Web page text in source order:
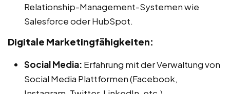
Relationship-Management-Systemen wie
Salesforce oder HubSpot.
Digitale Marketingfähigkeiten:
Social Media: Erfahrung mit der Verwaltung von
Social Media Plattformen (Facebook,